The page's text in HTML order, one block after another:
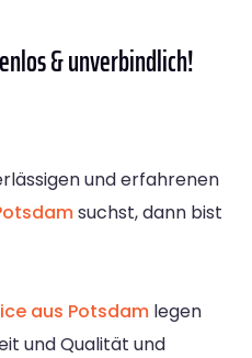
& unverbindlich!
und erfahrenen
suchst, dann bist
aus Potsdam legen
und Qualität und